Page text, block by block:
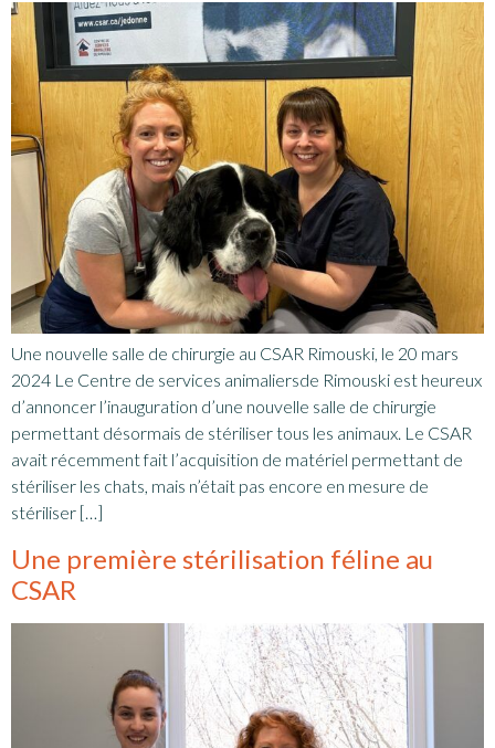
Une nouvelle salle de chirurgie au CSAR Rimouski, le 20 mars
2024 Le Centre de services animaliersde Rimouski est heureux
d’annoncer l’inauguration d’une nouvelle salle de chirurgie
permettant désormais de stériliser tous les animaux. Le CSAR
avait récemment fait l’acquisition de matériel permettant de
stériliser les chats, mais n’était pas encore en mesure de
stériliser […]
Une première stérilisation féline au
CSAR